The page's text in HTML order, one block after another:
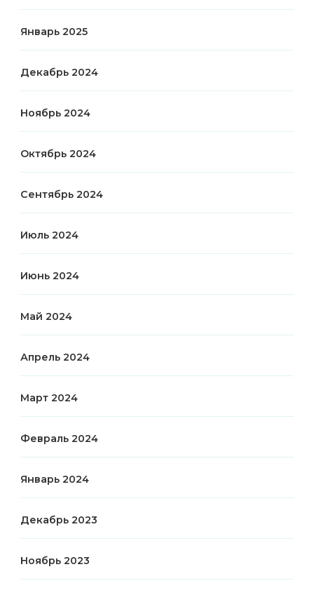
Январь 2025
Декабрь 2024
Ноябрь 2024
Октябрь 2024
Сентябрь 2024
Июль 2024
Июнь 2024
Май 2024
Апрель 2024
Март 2024
Февраль 2024
Январь 2024
Декабрь 2023
Ноябрь 2023